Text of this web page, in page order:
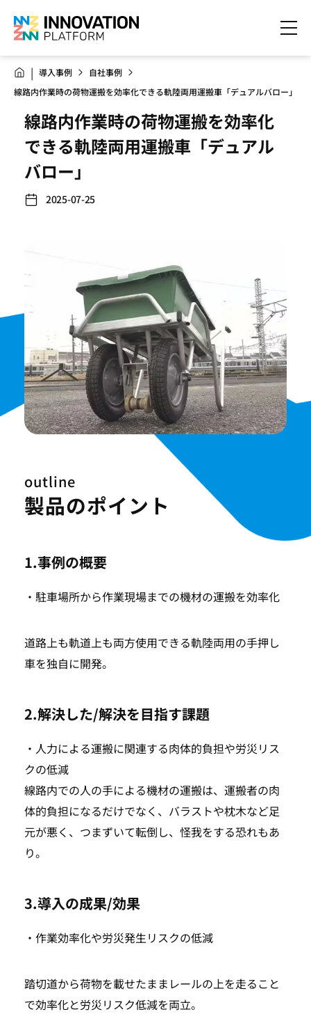
導入事例
自社事例
線路内作業時の荷物運搬を効率化できる軌陸両用運搬車「デュアルバロー」
線路内作業時の荷物運搬を効率化
できる軌陸両用運搬車「デュアル
バロー」
2025-07-25
outline
製品のポイント
1.事例の概要
・駐車場所から作業現場までの機材の運搬を効率化
道路上も軌道上も両方使用できる軌陸両用の手押し
車を独自に開発。
2.解決した/解決を目指す課題
・人力による運搬に関連する肉体的負担や労災リス
クの低減
線路内での人の手による機材の運搬は、運搬者の肉
体的負担になるだけでなく、バラストや枕木など足
元が悪く、つまずいて転倒し、怪我をする恐れもあ
り。
3.導入の成果/効果
・作業効率化や労災発生リスクの低減
踏切道から荷物を載せたままレールの上を走ること
で効率化と労災リスク低減を両立。